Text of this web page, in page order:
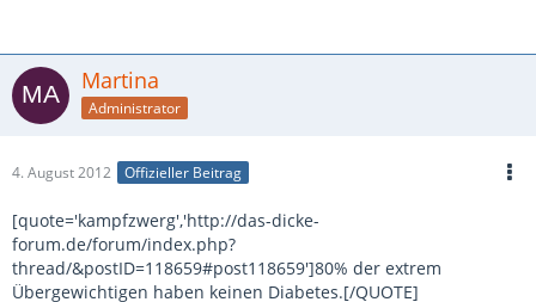
Martina
Administrator
4. August 2012 Offizieller Beitrag
[quote='kampfzwerg','http://das-dicke-
forum.de/forum/index.php?
thread/&postID=118659#post118659']80% der extrem
Übergewichtigen haben keinen Diabetes.[/QUOTE]